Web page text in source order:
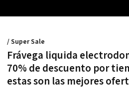
Frávega liquida
70% de descuento por
estas son las mejores
/ Super Sale